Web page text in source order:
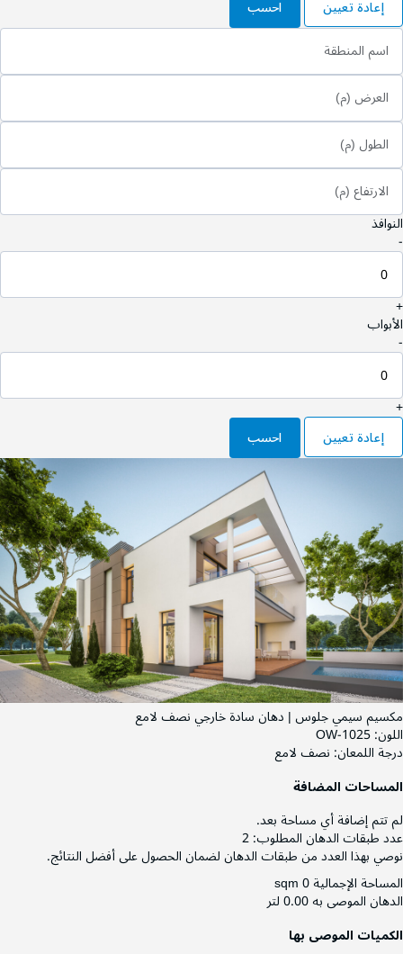
إعادة تعيين
احسب
اسم المنطقة
العرض (م)
الطول (م)
الارتفاع (م)
النوافذ
-
+
الأبواب
-
+
إعادة تعيين
احسب
مكسيم سيمي جلوس | دهان سادة خارجي نصف لامع
اللون:OW-1025
درجة اللمعان: نصف لامع
المساحات المضافة
لم تتم إضافة أي مساحة بعد.
عدد طبقات الدهان المطلوب:2
نوصي بهذا العدد من طبقات الدهان لضمان الحصول على أفضل النتائج.
المساحة الإجمالية0 sqm
الدهان الموصى به0.00 لتر
الكميات الموصى بها